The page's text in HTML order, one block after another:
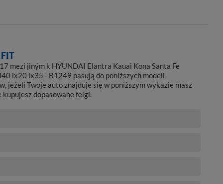
mezi jiným k HYUNDAI Elantra Kauai Kona Santa Fe
ix20 ix35 - B1249 pasują do poniższych modeli
jeżeli Twoje auto znajduje się w poniższym wykazie masz
kupujesz dopasowane felgi.